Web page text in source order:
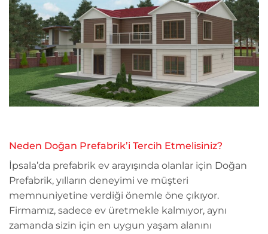
Neden Doğan Prefabrik’i Tercih Etmelisiniz?
İpsala’da prefabrik ev arayışında olanlar için Doğan
Prefabrik, yılların deneyimi ve müşteri
memnuniyetine verdiği önemle öne çıkıyor.
Firmamız, sadece ev üretmekle kalmıyor, aynı
zamanda sizin için en uygun yaşam alanını